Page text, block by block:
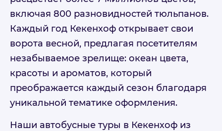
включая 800 разновидностей тюльпанов.
Каждый год Кекенхоф открывает свои
ворота весной, предлагая посетителям
незабываемое зрелище: океан цвета,
красоты и ароматов, который
преображается каждый сезон благодаря
уникальной тематике оформления.
Наши автобусные туры в Кекенхоф из